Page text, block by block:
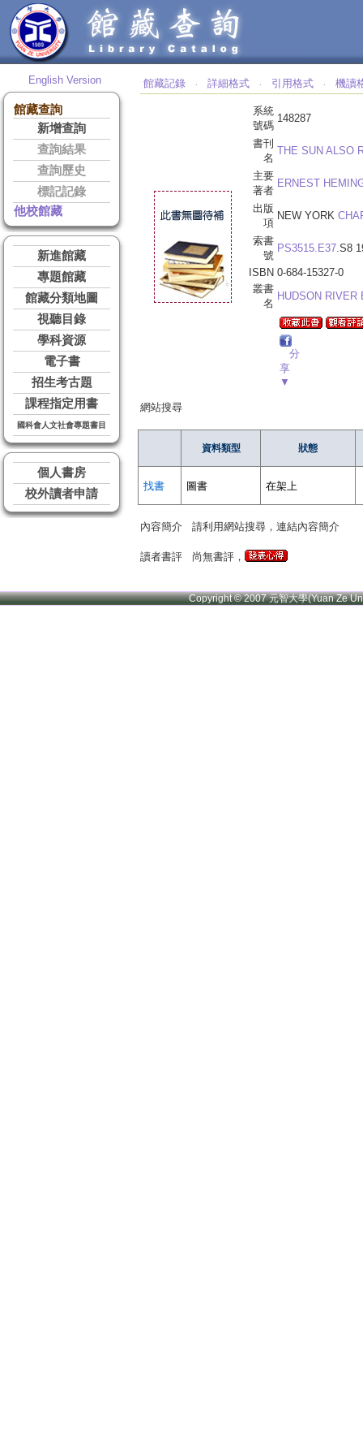
English Version
館藏查詢
新增查詢
查詢結果
查詢歷史
標記記錄
他校館藏
新進館藏
專題館藏
館藏分類地圖
視聽目錄
學科資源
電子書
招生考古題
課程指定用書
國科會人文社會專題書目
個人書房
校外讀者申請
館藏記錄 ‧ 詳細格式 ‧ 引用格式 ‧ 機讀
系統
號碼
148287
書刊
名
THE SUN ALSO
主要
著者
ERNEST
出版
項
NEW YORK
索書
號
PS3515.E37.S8
ISBN 0-684-15327-0
叢書
名
HUDSON RIVER
分
享
▼
網站搜尋
資料類型 狀態
找書 圖書 在架上
內容簡介 請利用網站搜尋，連結內容簡介
讀者書評 尚無書評，
Copyright © 2007 元智大學(Yuan Ze